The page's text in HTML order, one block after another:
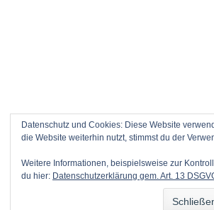
Datenschutz und Cookies: Diese Website
die Website weiterhin nutzt, stimmst du der
Weitere Informationen, beispielsweise zur
du hier: Datenschutzerklärung gem. Art. 13